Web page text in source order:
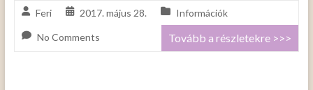
Feri 2017. május 28. Információk
No Comments Tovább a részletekre >>>